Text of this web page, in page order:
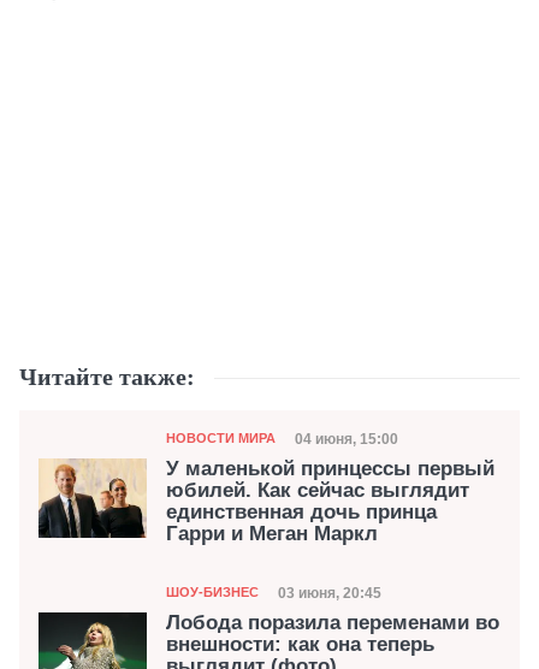
Читайте также:
Категория
НОВОСТИ МИРА Дата публикации
04 июня, 15:00
У маленькой принцессы первый
юбилей. Как сейчас выглядит
единственная дочь принца
Гарри и Меган Маркл
Категория
ШОУ-БИЗНЕС Дата публикации
03 июня, 20:45
Лобода поразила переменами во
внешности: как она теперь